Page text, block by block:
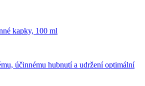
kapky, 100 ml
účinnému hubnutí a udržení optimální